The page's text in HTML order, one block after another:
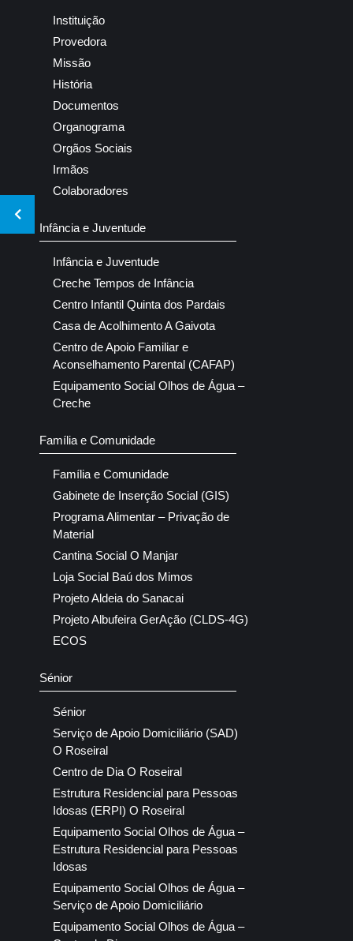
Instituição
Provedora
Missão
História
Documentos
Organograma
Orgãos Sociais
Irmãos
Colaboradores
Infância e Juventude
Infância e Juventude
Creche Tempos de Infância
Centro Infantil Quinta dos Pardais
Casa de Acolhimento A Gaivota
Centro de Apoio Familiar e
Aconselhamento Parental (CAFAP)
Equipamento Social Olhos de Água –
Creche
Família e Comunidade
Família e Comunidade
Gabinete de Inserção Social (GIS)
Programa Alimentar – Privação de
Material
Cantina Social O Manjar
Loja Social Baú dos Mimos
Projeto Aldeia do Sanacai
Projeto Albufeira GerAção (CLDS-4G)
ECOS
Sénior
Sénior
Serviço de Apoio Domiciliário (SAD)
O Roseiral
Centro de Dia O Roseiral
Estrutura Residencial para Pessoas
Idosas (ERPI) O Roseiral
Equipamento Social Olhos de Água –
Estrutura Residencial para Pessoas
Idosas
Equipamento Social Olhos de Água –
Serviço de Apoio Domiciliário
Equipamento Social Olhos de Água –